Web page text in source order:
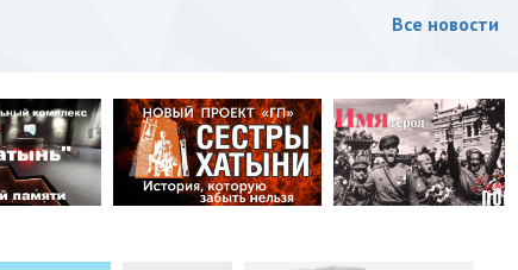
Все новости